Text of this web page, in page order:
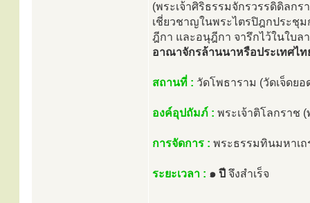
(พระเจ้าศิริธรรมจักรวรรดิดิลก
เชี่ยวชาญในพระไตรปิฎกประชุ
ฎีกา และอนุฎีกา จารึกไว้ในใบ
อาณาจักรล้านนาหรือประเทศไท
สถานที่ : วัดโพธาราม (วัดเจ็ดยอ
องค์อุปถัมภ์ : พระเจ้าติโลกราช
การจัดการ : พระธรรมทินมหาเถ
ระยะเวลา : ๑ ปี จึงสำเร็จ